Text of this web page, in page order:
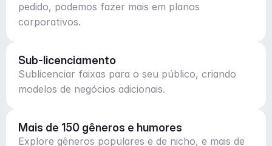
pedido, podemos fazer mais em planos
corporativos.
Sub-licenciamento
Sublicenciar faixas para o seu público, criando
modelos de negócios adicionais.
Mais de 150 gêneros e humores
Explore gêneros populares e de nicho, e mais de